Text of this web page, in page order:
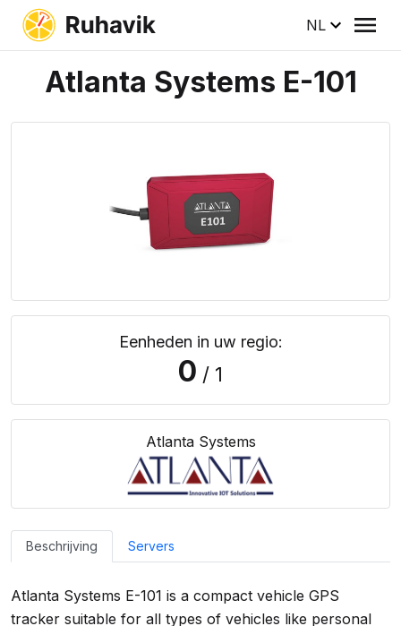
NL
Atlanta Systems E-101
Eenheden in uw regio:
0 / 1
Atlanta Systems
Beschrijving Servers
Atlanta Systems E-101 is a compact vehicle GPS
tracker suitable for all types of vehicles like personal